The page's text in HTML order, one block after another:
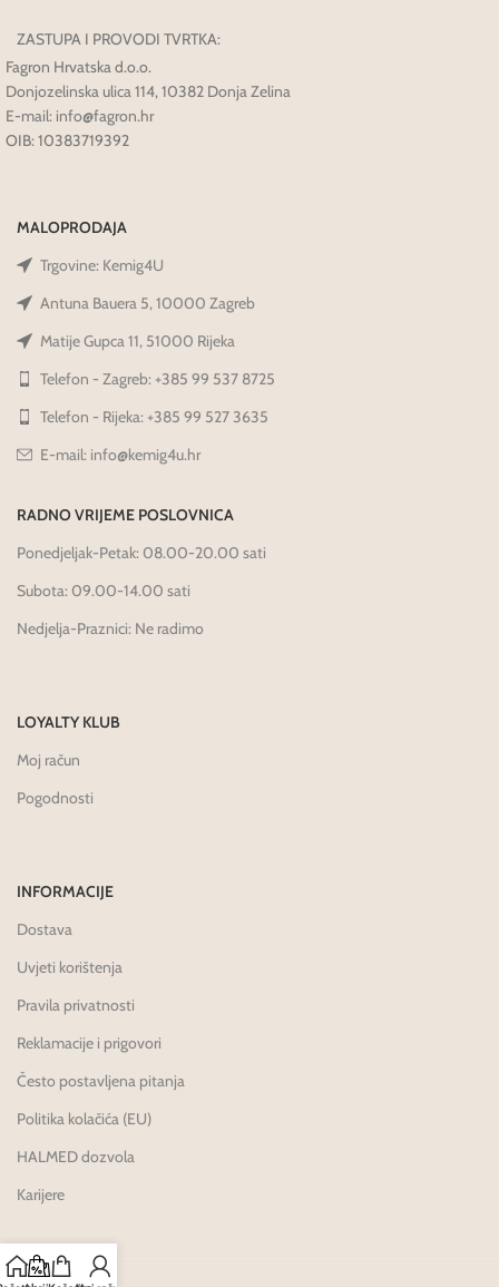
ZASTUPA I PROVODI TVRTKA:
Fagron Hrvatska d.o.o.
Donjozelinska ulica 114, 10382 Donja Zelina
E-mail: info@fagron.hr
OIB: 10383719392
MALOPRODAJA
Trgovine: Kemig4U
Antuna Bauera 5, 10000 Zagreb
Matije Gupca 11, 51000 Rijeka
Telefon - Zagreb: +385 99 537 8725
Telefon - Rijeka: +385 99 527 3635
E-mail: info@kemig4u.hr
RADNO VRIJEME POSLOVNICA
Ponedjeljak-Petak: 08.00-20.00 sati
Subota: 09.00-14.00 sati
Nedjelja-Praznici: Ne radimo
LOYALTY KLUB
Moj račun
Pogodnosti
INFORMACIJE
Dostava
Uvjeti korištenja
Pravila privatnosti
Reklamacije i prigovori
Često postavljena pitanja
Politika kolačića (EU)
HALMED dozvola
Karijere